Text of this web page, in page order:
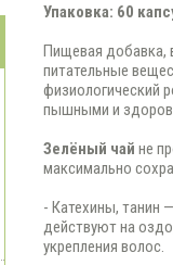
Упаковка: 60
Пищевая добавка,
питательные
физиологический
пышными и
Зелёный чайне
максимально
- Катехины, танин
действуют на
укрепления волос.